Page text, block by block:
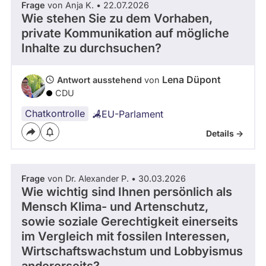
Frage von Anja K. • 22.07.2026
Wie stehen Sie zu dem Vorhaben,
private Kommunikation auf mögliche
Inhalte zu durchsuchen?
Antwort ausstehend von Lena Düpont
CDU
Chatkontrolle EU-Parlament
Details ->
Frage von Dr. Alexander P. • 30.03.2026
Wie wichtig sind Ihnen persönlich als
Mensch Klima- und Artenschutz,
sowie soziale Gerechtigkeit einerseits
im Vergleich mit fossilen Interessen,
Wirtschaftswachstum und Lobbyismus